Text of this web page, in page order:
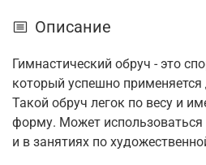
Описание
Гимнастический обруч - это
который успешно применяется
Такой обруч легок по весу и
форму. Может использоваться
и в занятиях по